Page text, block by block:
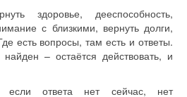
здоровье, дееспособность,
с близкими, вернуть долги,
есть вопросы, там есть и ответы.
– остаётся действовать, и
если ответа нет сейчас, нет